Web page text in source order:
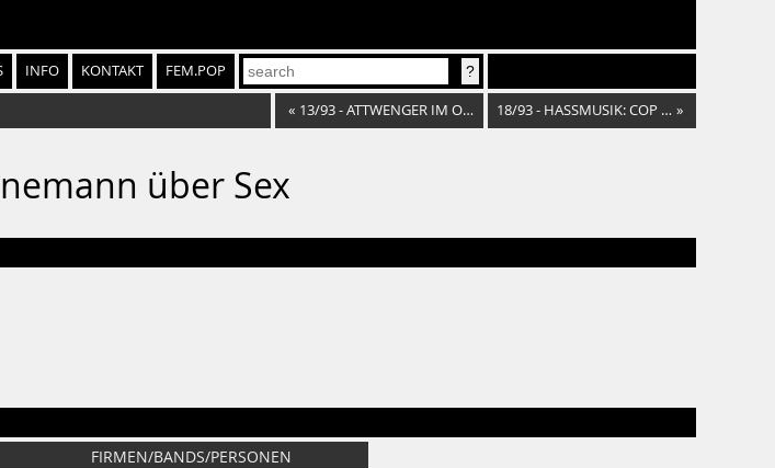
INFO KONTAKT FEM.POP
« 13/93 - ATTWENGER IM OHR 18/93 - HASSMUSIK: COP SHOT COP »
über Sex
FIRMEN/BANDS/PERSONEN